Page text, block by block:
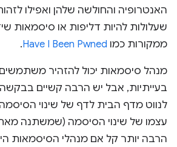
האנטרופיה והחולשה שלהן ואפילו
שעלולות להיות דליפות או סיסמאות
ממקורות כמו Have I Been Pwned
.
מנהל סיסמאות יכול להזהיר
בעייתיות, אבל יש הרבה קשיים
לנווט מדף הבית לדף של שינוי
עצמו של שינוי הסיסמה (שמשתנה
הרבה יותר קל אם מנהלי הסיסמאות